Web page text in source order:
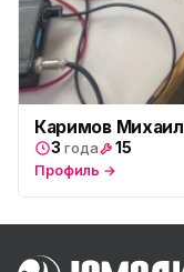
Каримов Михаил
3 года 15
Профиль →